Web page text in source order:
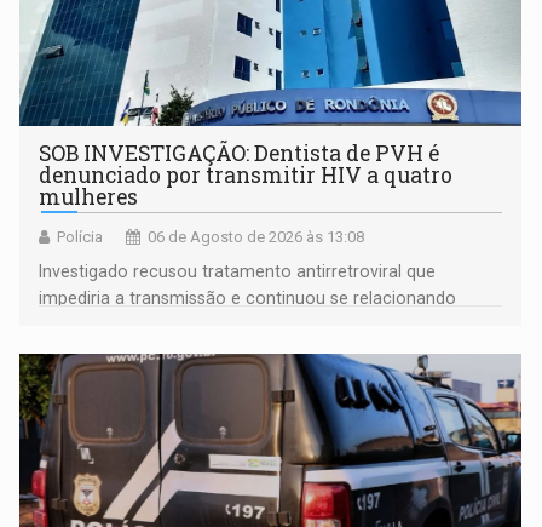
SOB INVESTIGAÇÃO: Dentista de PVH é
denunciado por transmitir HIV a quatro
mulheres
Polícia 06 de Agosto de 2026 às 13:08
Investigado recusou tratamento antirretroviral que
impediria a transmissão e continuou se relacionando